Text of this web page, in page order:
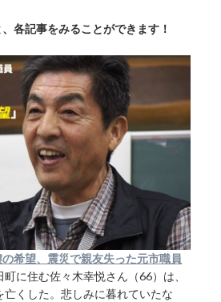
各記事をみることができます！
希望、震災で親友失った元市職員
に住む佐々木幸悦さん（66）は、
くした。悲しみに暮れていたな